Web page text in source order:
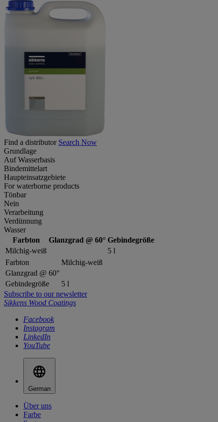
Find a distributor Search Now
Grundlage
Auf Wasserbasis
Bindemittelart
Haupteinsatzgebiete
For waterborne products
Tönbar
Nein
Verarbeitung
Verdünnung
Wasser
Farbton
Glanzgrad @ 60° Gebindegröße
Milchig-weiß
5 l
Farbton
Milchig-weiß
Glanzgrad @ 60°
Gebindegröße
5 l
Subscribe to our newsletter
Sikkens Wood Coatings
Facebook
Instagram
LinkedIn
YouTube
German
Über uns
Farbe